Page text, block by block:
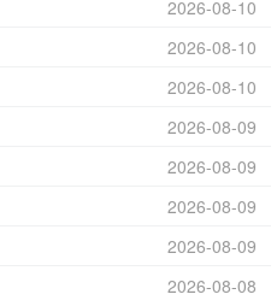
2026-08-10
2026-08-10
2026-08-10
2026-08-09
2026-08-09
2026-08-09
2026-08-09
2026-08-08